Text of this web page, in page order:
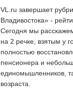
VL.ru завершает
Владивостока» -
Сегодня мы
на 2 речке, взятым у
полностью
пенсионера и
единомышленников,
возраста.